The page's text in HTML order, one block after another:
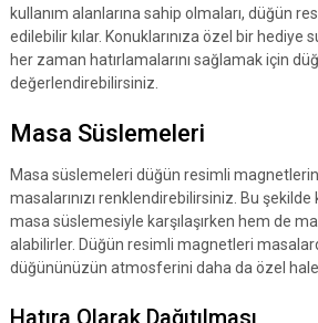
kullanım alanlarına sahip olmaları, düğün
edilebilir kılar. Konuklarınıza özel bir hediye
her zaman hatırlamalarını sağlamak için
değerlendirebilirsiniz.
Masa Süslemeleri
Masa süslemeleri düğün resimli
masalarınızı renklendirebilirsiniz. Bu
masa süslemesiyle karşılaşırken hem de
alabilirler. Düğün resimli magnetleri
düğününüzün atmosferini daha da özel
Hatıra Olarak Dağıtılması